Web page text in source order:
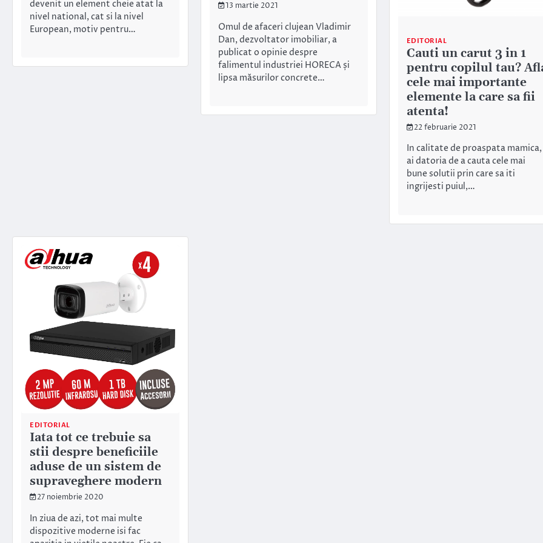
devenit un element cheie atat la
nivel national, cat si la nivel
European, motiv pentru…
13 martie 2021
Omul de afaceri clujean Vladimir
Dan, dezvoltator imobiliar, a
publicat o opinie despre
falimentul industriei HORECA și
lipsa măsurilor concrete…
EDITORIAL
Cauti un carut 3 in 1
pentru copilul tau?
cele mai importante
elemente la care sa fii
atenta!
22 februarie 2021
In calitate de proaspata mamica,
ai datoria de a cauta cele mai
bune solutii prin care sa iti
ingrijesti puiul,…
EDITORIAL
Iata tot ce trebuie sa
stii despre beneficiile
aduse de un sistem de
supraveghere modern
27 noiembrie 2020
In ziua de azi, tot mai multe
dispozitive moderne isi fac